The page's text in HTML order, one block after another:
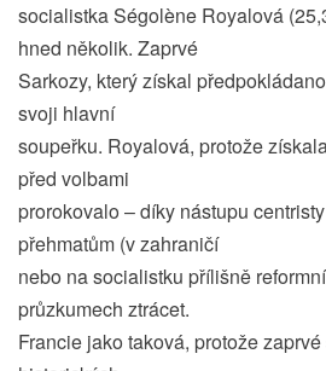
socialistka Ségolène Royalová
hned několik. Zaprvé
Sarkozy, který získal
svoji hlavní
soupeřku. Royalová, protože
před volbami
prorokovalo – díky nástupu
přehmatům (v zahraničí
nebo na socialistku přílišně
průzkumech ztrácet.
Francie jako taková, protože